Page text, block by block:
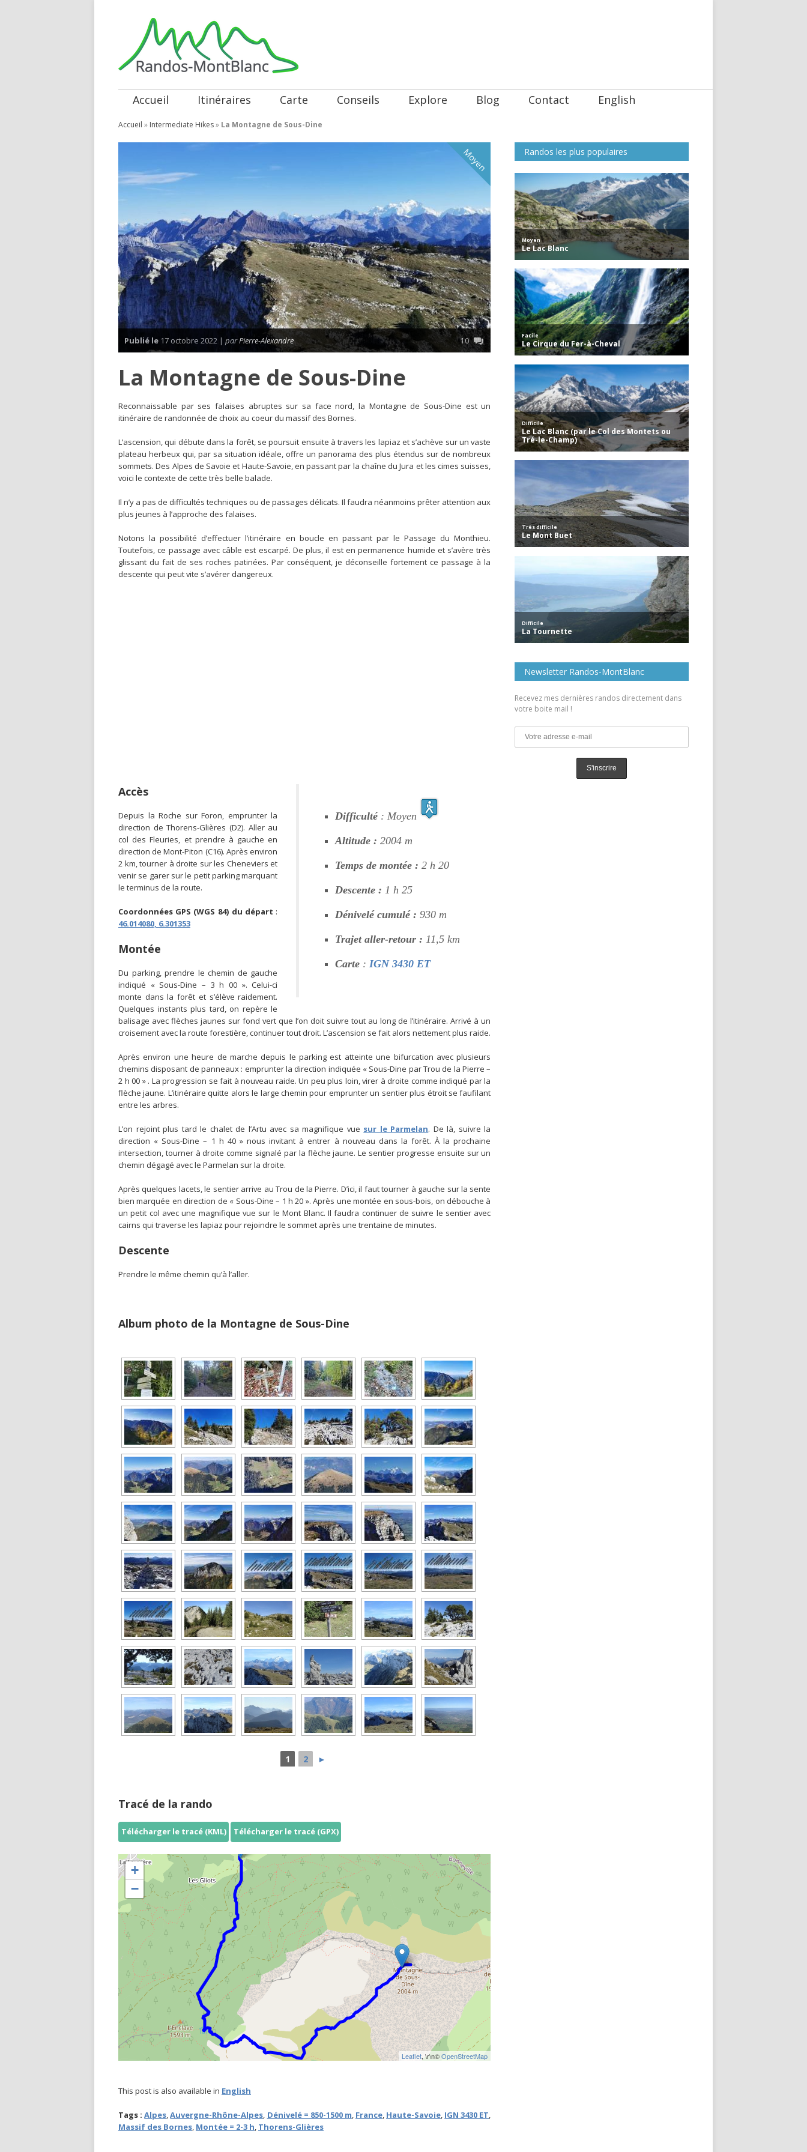
Accueil Itinéraires Carte Conseils Explore Blog Contact English
Accueil » Intermediate Hikes» La Montagne de Sous-Dine
Moyen
Publié le 17 octobre 2022 | parPierre-Alexandre 10
La Montagne de Sous-Dine
Reconnaissable par ses falaises abruptes sur sa face nord, la Montagne de Sous-Dine est un
itinéraire de randonnée de choix au coeur du massif des Bornes.
L’ascension, qui débute dans la forêt, se poursuit ensuite à travers les lapiaz et s’achève sur un vaste
plateau herbeux qui, par sa situation idéale, offre un panorama des plus étendus sur de nombreux
sommets. Des Alpes de Savoie et Haute-Savoie, en passant par la chaîne du Jura et les cimes suisses,
voici le contexte de cette très belle balade.
Il n’y a pas de difficultés techniques ou de passages délicats. Il faudra néanmoins prêter attention aux
plus jeunes à l’approche des falaises.
Notons la possibilité d’effectuer l’itinéraire en boucle en passant par le Passage du Monthieu.
Toutefois, ce passage avec câble est escarpé. De plus, il est en permanence humide et s’avère très
glissant du fait de ses roches patinées. Par conséquent, je déconseille fortement ce passage à la
descente qui peut vite s’avérer dangereux.
Difficulté : Moyen
Altitude : 2004 m
Temps de montée :2 h 20
Descente : 1 h 25
Dénivelé cumulé :930 m
Trajet aller-retour : 11,5 km
Carte :IGN 3430 ET
Accès
Depuis la Roche sur Foron, emprunter la
direction de Thorens-Glières (D2). Aller au
col des Fleuries, et prendre à gauche en
direction de Mont-Piton (C16). Après environ
2 km, tourner à droite sur les Cheneviers et
venir se garer sur le petit parking marquant
le terminus de la route.
Coordonnées GPS (WGS 84) du départ :
46.014080, 6.301353
Montée
Du parking, prendre le chemin de gauche
indiqué « Sous-Dine – 3 h 00 ». Celui-ci
monte dans la forêt et s’élève raidement.
Quelques instants plus tard, on repère le
balisage avec flèches jaunes sur fond vert que l’on doit suivre tout au long de l’itinéraire. Arrivé à un
croisement avec la route forestière, continuer tout droit. L’ascension se fait alors nettement plus raide.
Après environ une heure de marche depuis le parking est atteinte une bifurcation avec plusieurs
chemins disposant de panneaux : emprunter la direction indiquée « Sous-Dine par Trou de la Pierre –
2 h 00 » . La progression se fait à nouveau raide. Un peu plus loin, virer à droite comme indiqué par la
flèche jaune. L’itinéraire quitte alors le large chemin pour emprunter un sentier plus étroit se faufilant
entre les arbres.
L’on rejoint plus tard le chalet de l’Artu avec sa magnifique vue sur le Parmelan. De là, suivre la
direction « Sous-Dine – 1 h 40 » nous invitant à entrer à nouveau dans la forêt. À la prochaine
intersection, tourner à droite comme signalé par la flèche jaune. Le sentier progresse ensuite sur un
chemin dégagé avec le Parmelan sur la droite.
Après quelques lacets, le sentier arrive au Trou de la Pierre. D’ici, il faut tourner à gauche sur la sente
bien marquée en direction de « Sous-Dine – 1 h 20 ». Après une montée en sous-bois, on débouche à
un petit col avec une magnifique vue sur le Mont Blanc. Il faudra continuer de suivre le sentier avec
cairns qui traverse les lapiaz pour rejoindre le sommet après une trentaine de minutes.
Descente
Prendre le même chemin qu’à l’aller.
Album photo de la Montagne de Sous-Dine
1 2 ►
Tracé de la rando
Télécharger le tracé (KML) Télécharger le tracé (GPX)
+
−
Leaflet, \r\n©OpenStreetMap
This post is also available in English
Tags : Alpes,Auvergne-Rhône-Alpes, Dénivelé = 850-1500 m, France, Haute-Savoie, IGN 3430 ET,
Massif des Bornes, Montée = 2-3 h, Thorens-Glières
Randos les plus populaires
Newsletter Randos-MontBlanc
Recevez mes dernières randos directement dans
votre boite mail !